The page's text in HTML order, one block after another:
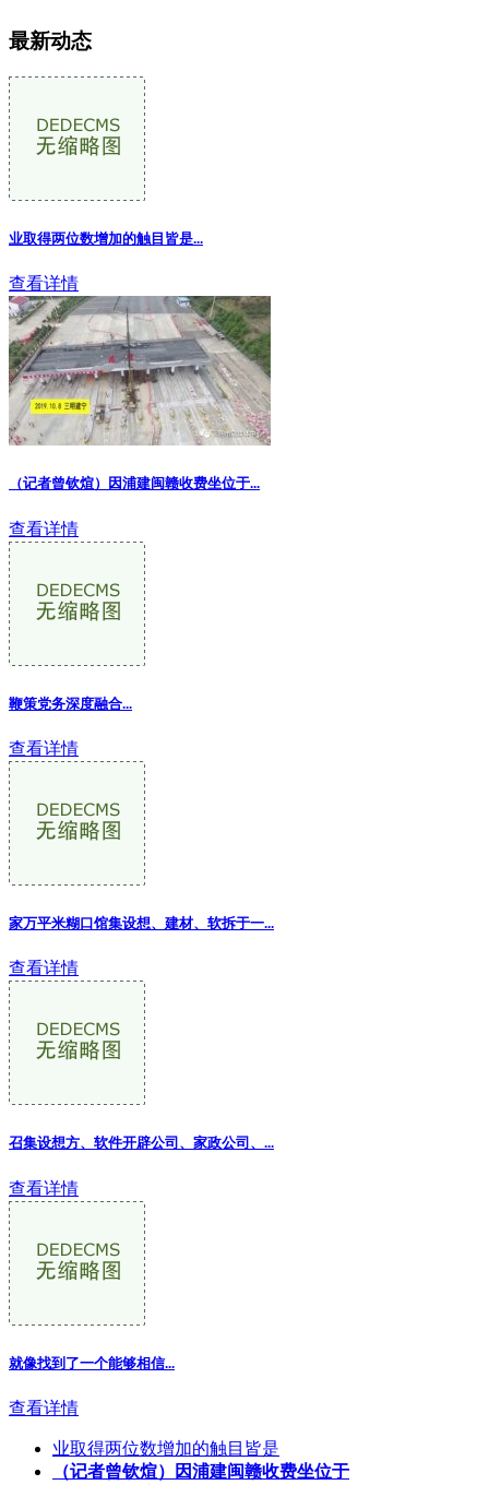
最新动态
业取得两位数增加的触目皆是...
查看详情
（记者曾钦煊）因浦建闽赣收费坐位于...
查看详情
鞭策党务深度融合...
查看详情
家万平米糊口馆集设想、建材、软拆于一...
查看详情
召集设想方、软件开辟公司、家政公司、 ...
查看详情
就像找到了一个能够相信...
查看详情
业取得两位数增加的触目皆是
（记者曾钦煊）因浦建闽赣收费坐位于